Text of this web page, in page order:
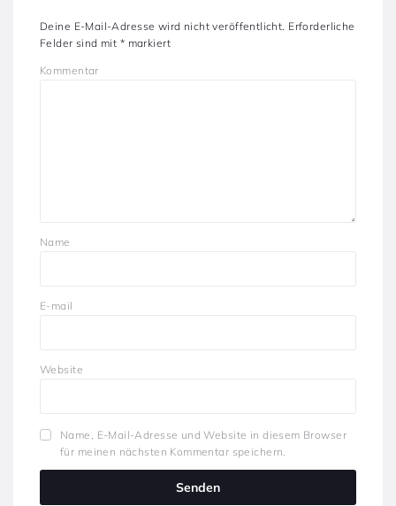
Deine E-Mail-Adresse wird nicht veröffentlicht. Erforderliche
Felder sind mit * markiert
Kommentar
Name
E-mail
Website
Name, E-Mail-Adresse und Website in diesem Browser
für meinen nächsten Kommentar speichern.